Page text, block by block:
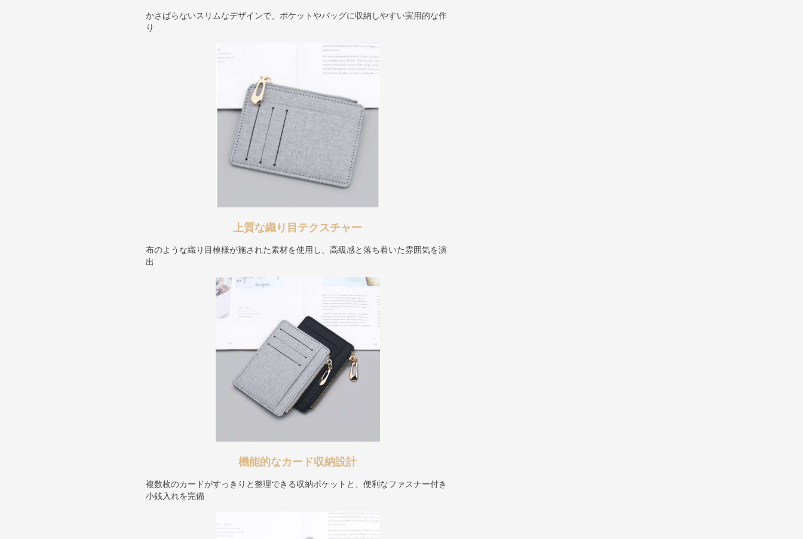
かさばらないスリムなデザインで、ポケットやバッグに収納しやすい実用的な作
り
上質な織り目テクスチャー
布のような織り目模様が施された素材を使用し、高級感と落ち着いた雰囲気を演
出
機能的なカード収納設計
複数枚のカードがすっきりと整理できる収納ポケットと、便利なファスナー付き
小銭入れを完備